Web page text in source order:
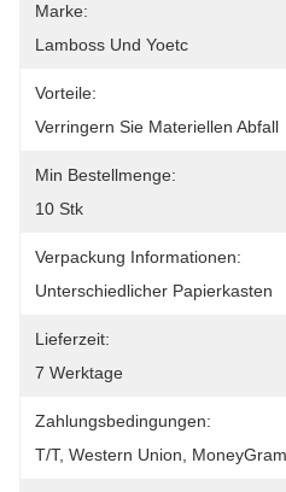
Marke:
Lamboss Und Yoetc
Vorteile:
Verringern Sie Materiellen Abfall
Min Bestellmenge:
10 Stk
Verpackung Informationen:
Unterschiedlicher Papierkasten
Lieferzeit:
7 Werktage
Zahlungsbedingungen:
T/T, Western Union, MoneyGram